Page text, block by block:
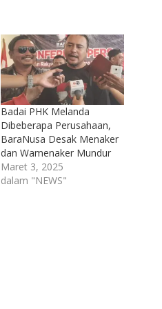
Badai PHK Melanda
Dibeberapa Perusahaan,
BaraNusa Desak Menaker
dan Wamenaker Mundur
Maret 3, 2025
dalam "NEWS"